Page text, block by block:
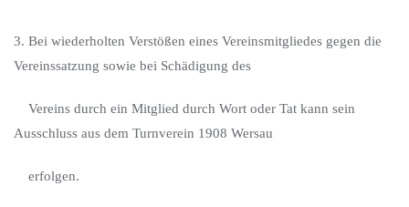
3. Bei wiederholten Verstößen eines Vereinsmitgliedes gegen die
Vereinssatzung sowie bei Schädigung des
Vereins durch ein Mitglied durch Wort oder Tat kann sein
Ausschluss aus dem Turnverein 1908 Wersau
erfolgen.